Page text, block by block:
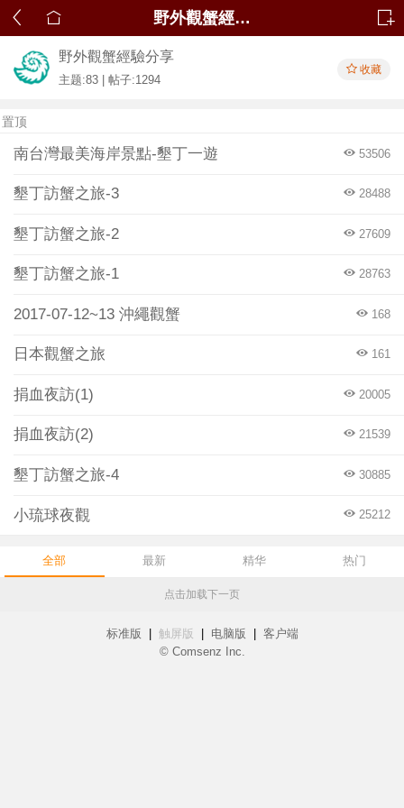
野外觀蟹經驗分享
主题:83 | 帖子:1294
收藏
置顶
南台灣最美海岸景點-墾丁一遊 53506
墾丁訪蟹之旅-3 28488
墾丁訪蟹之旅-2 27609
墾丁訪蟹之旅-1 28763
2017-07-12~13 沖繩觀蟹 168
日本觀蟹之旅 161
捐血夜訪(1) 20005
捐血夜訪(2) 21539
墾丁訪蟹之旅-4 30885
小琉球夜觀 25212
全部 最新 精华 热门
点击加载下一页
标准版 触屏版 电脑版
客户端
© Comsenz Inc.
野外觀蟹經驗分享